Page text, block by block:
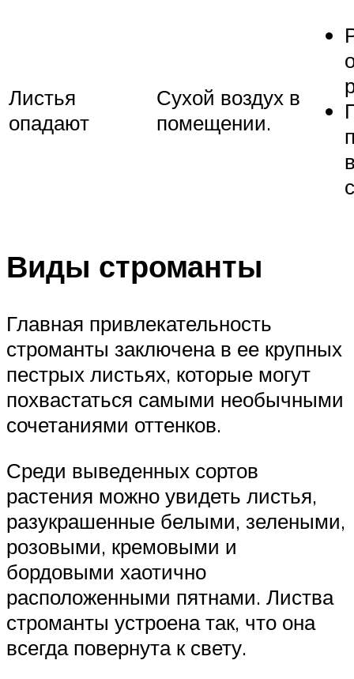
Листья
опадают
Сухой воздух в
помещении.
Виды строманты
Главная привлекательность
строманты заключена в ее крупных
пестрых листьях, которые могут
похвастаться самыми необычными
сочетаниями оттенков.
Среди выведенных сортов
растения можно увидеть листья,
разукрашенные белыми, зелеными,
розовыми, кремовыми и
бордовыми хаотично
расположенными пятнами. Листва
строманты устроена так, что она
всегда повернута к свету.